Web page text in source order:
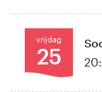
vrijdag
25